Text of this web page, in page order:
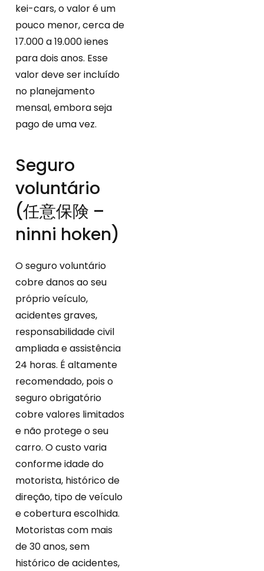
kei-cars, o valor é um
pouco menor, cerca de
17.000 a 19.000 ienes
para dois anos. Esse
valor deve ser incluído
no planejamento
mensal, embora seja
pago de uma vez.
Seguro
voluntário
(任意保険 –
ninni hoken)
O seguro voluntário
cobre danos ao seu
próprio veículo,
acidentes graves,
responsabilidade civil
ampliada e assistência
24 horas. É altamente
recomendado, pois o
seguro obrigatório
cobre valores limitados
e não protege o seu
carro. O custo varia
conforme idade do
motorista, histórico de
direção, tipo de veículo
e cobertura escolhida.
Motoristas com mais
de 30 anos, sem
histórico de acidentes,